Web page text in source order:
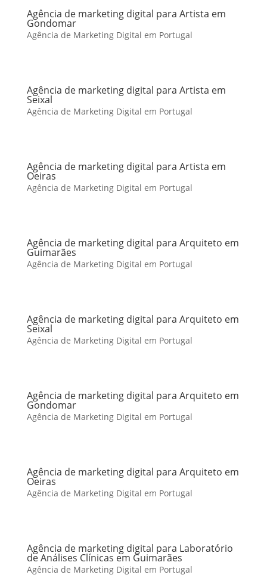
Agência de marketing digital para Artista em
Gondomar
Agência de Marketing Digital em Portugal
Agência de marketing digital para Artista em
Seixal
Agência de Marketing Digital em Portugal
Agência de marketing digital para Artista em
Oeiras
Agência de Marketing Digital em Portugal
Agência de marketing digital para Arquiteto em
Guimarães
Agência de Marketing Digital em Portugal
Agência de marketing digital para Arquiteto em
Seixal
Agência de Marketing Digital em Portugal
Agência de marketing digital para Arquiteto em
Gondomar
Agência de Marketing Digital em Portugal
Agência de marketing digital para Arquiteto em
Oeiras
Agência de Marketing Digital em Portugal
Agência de marketing digital para Laboratório
de Análises Clínicas em Guimarães
Agência de Marketing Digital em Portugal